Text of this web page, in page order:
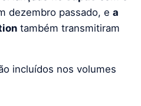
dezembro passado, e a
também transmitiram
incluídos nos volumes